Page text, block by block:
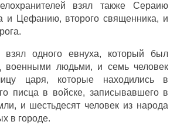
взял также Сераию
и Цефанию, второго священника, и
одного евнуха, который был
военными людьми, и семь человек
царя, которые находились в
писца в войске, записывавшего в
и шестьдесят человек из народа
в городе.